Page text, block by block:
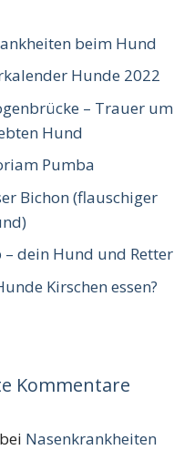
beim Hund
Hunde 2022
– Trauer um
Hund
Pumba
Bichon (flauschiger
– dein Hund und Retter
Kirschen essen?
Kommentare
bei Nasenkrankheiten